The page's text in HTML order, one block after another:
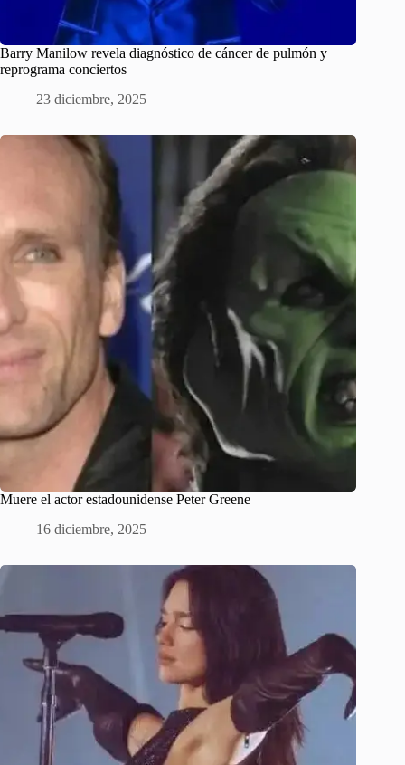
Barry Manilow revela diagnóstico de cáncer de pulmón y
reprograma conciertos
23 diciembre, 2025
Muere el actor estadounidense Peter Greene
16 diciembre, 2025